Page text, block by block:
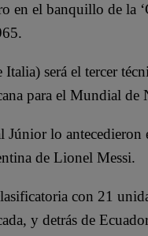
en el banquillo de la
será el tercer
para el Mundial de
lo antecedieron
de Lionel Messi.
con 21
y detrás de